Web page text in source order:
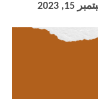
15, 2023